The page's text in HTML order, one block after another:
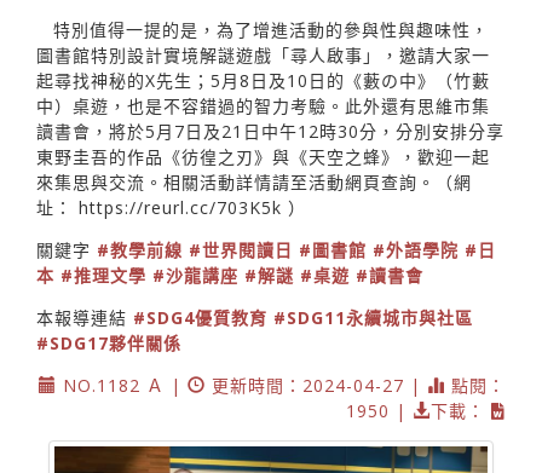
特別值得一提的是，為了增進活動的參與性與趣味性，
圖書館特別設計實境解謎遊戲「尋人啟事」，邀請大家一
起尋找神秘的X先生；5月8日及10日的《藪の中》（竹藪
中）桌遊，也是不容錯過的智力考驗。此外還有思維市集
讀書會，將於5月7日及21日中午12時30分，分別安排分享
東野圭吾的作品《彷徨之刃》與《天空之蜂》，歡迎一起
來集思與交流。相關活動詳情請至活動網頁查詢。（網
址： https://reurl.cc/703K5k ）
關鍵字 #教學前線 #世界閱讀日 #圖書館 #外語學院 #日
本 #推理文學 #沙龍講座 #解謎 #桌遊 #讀書會
本報導連結 #SDG4優質教育 #SDG11永續城市與社區
#SDG17夥伴關係
NO.1182 Ａ |
更新時間：2024-04-27 |
點閱：
1950 |
下載：